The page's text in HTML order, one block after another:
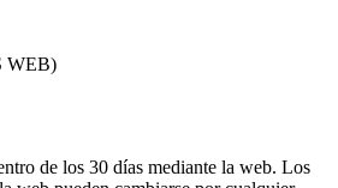
WEB)
de los 30 días mediante la web. Los